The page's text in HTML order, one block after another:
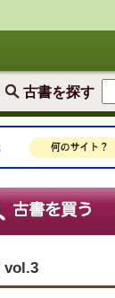
古書を探す
vol.3